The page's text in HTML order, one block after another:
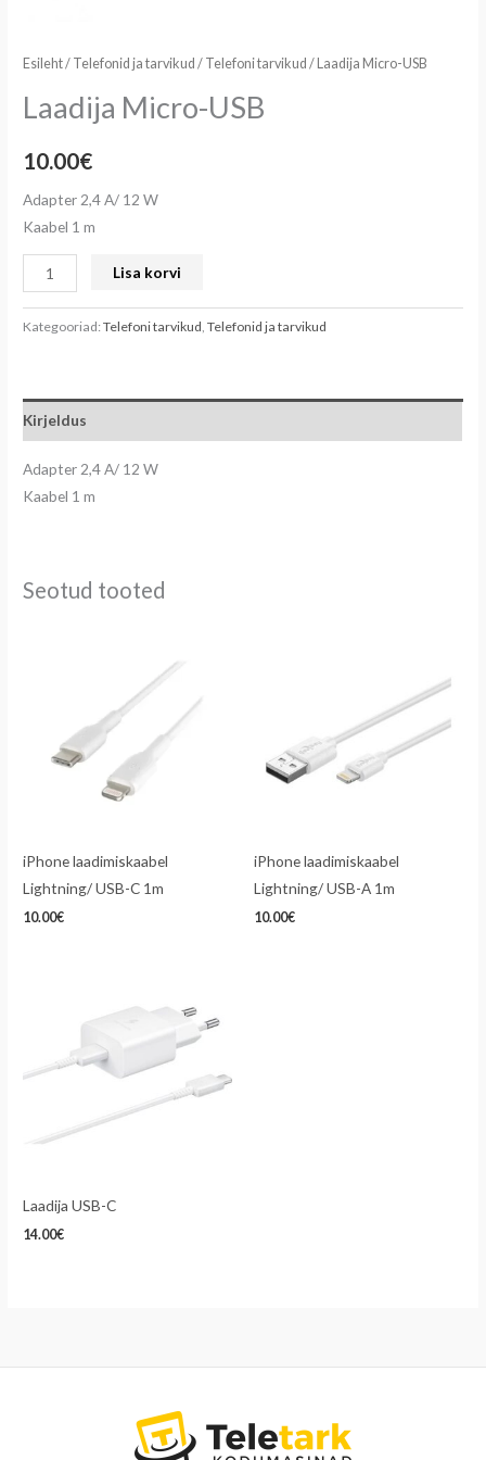
Esileht/ Telefonid ja tarvikud / Telefoni tarvikud / Laadija Micro-USB
Laadija Micro-USB
10.00€
Adapter 2,4 A/ 12 W
Kaabel 1 m
Lisa korvi
Kategooriad:Telefoni tarvikud,Telefonid ja tarvikud
Kirjeldus
Adapter 2,4 A/ 12 W
Kaabel 1 m
Seotud tooted
iPhone laadimiskaabel
Lightning/ USB-C 1m
10.00€
iPhone laadimiskaabel
Lightning/ USB-A 1m
10.00€
Laadija USB-C
14.00€